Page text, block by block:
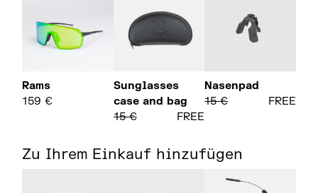
Rams
159 €
Sunglasses
case and bag
15€ FREE
Nasenpad
15€ FREE
Zu Ihrem Einkauf hinzufügen